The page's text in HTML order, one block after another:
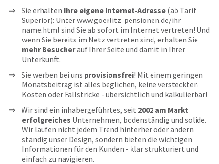
Sie erhalten Ihre eigene Internet-Adresse (ab Tarif
Superior): Unter www.goerlitz-pensionen.de/ihr-
name.html sind Sie ab sofort im Internet vertreten! Und
wenn Sie bereits im Netz vertreten sind, erhalten Sie
mehr Besucherauf Ihrer Seite und damit in Ihrer
Unterkunft.
Sie werben bei uns provisionsfrei! Mit einem geringen
Monatsbeitrag ist alles beglichen, keine versteckten
Kosten oder Fallstricke - übersichtlich und kalkulierbar!
Wir sind ein inhabergeführtes, seit 2002 am Markt
erfolgreiches Unternehmen, bodenständig und solide.
Wir laufen nicht jedem Trend hinterher oder ändern
ständig unser Design, sondern bieten die wichtigen
Informationen für den Kunden - klar strukturiert und
einfach zu navigieren.